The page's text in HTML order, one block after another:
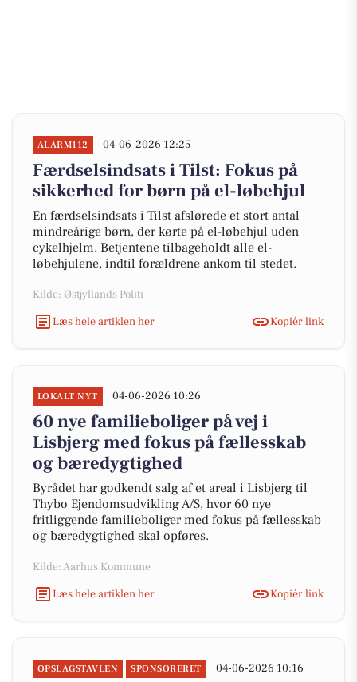
ALARM112 04-06-2026 12:25
Færdselsindsats i Tilst: Fokus på
sikkerhed for børn på el-løbehjul
En færdselsindsats i Tilst afslørede et stort antal
mindreårige børn, der kørte på el-løbehjul uden
cykelhjelm. Betjentene tilbageholdt alle el-
løbehjulene, indtil forældrene ankom til stedet.
Kilde: Østjyllands Politi
Læs hele artiklen her
Kopiér link
LOKALT NYT 04-06-2026 10:26
60 nye familieboliger på vej i
Lisbjerg med fokus på fællesskab
og bæredygtighed
Byrådet har godkendt salg af et areal i Lisbjerg til
Thybo Ejendomsudvikling A/S, hvor 60 nye
fritliggende familieboliger med fokus på fællesskab
og bæredygtighed skal opføres.
Kilde: Aarhus Kommune
Læs hele artiklen her
Kopiér link
OPSLAGSTAVLEN SPONSORERET 04-06-2026 10:16